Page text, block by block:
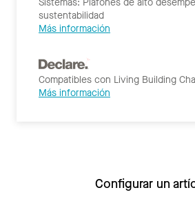
Sistemas: Plafones de alto
sustentabilidad
Más información
Compatibles con Living Building
Más información
Configurar un